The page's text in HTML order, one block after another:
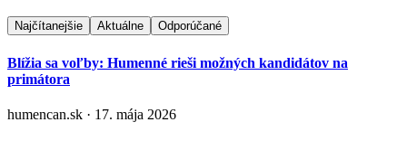
Najčítanejšie Aktuálne Odporúčané
Blížia sa voľby: Humenné rieši možných kandidátov na
primátora
humencan.sk · 17. mája 2026